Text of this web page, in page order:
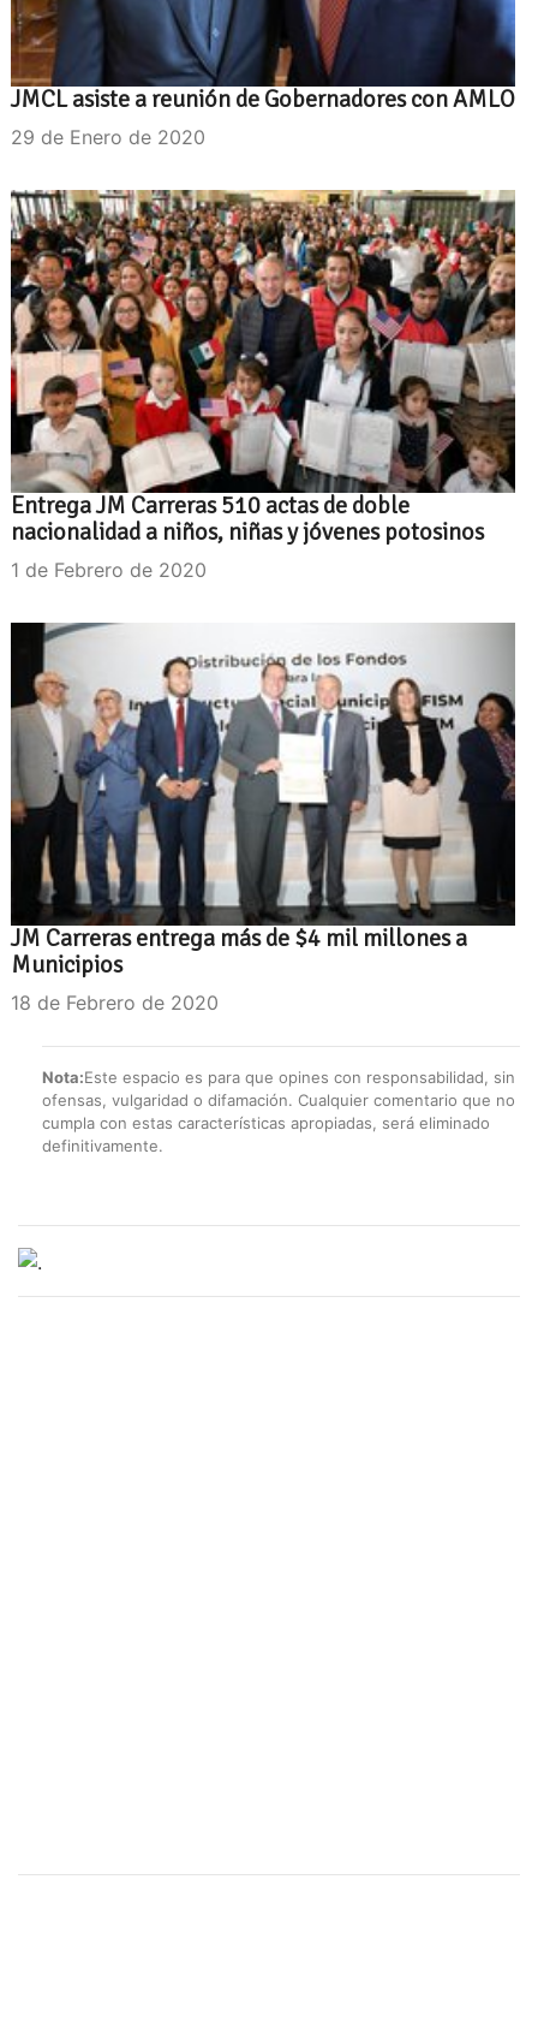
JMCL asiste a reunión de Gobernadores con AMLO
29 de Enero de 2020
Entrega JM Carreras 510 actas de doble
nacionalidad a niños, niñas y jóvenes potosinos
1 de Febrero de 2020
JM Carreras entrega más de $4 mil millones a
Municipios
18 de Febrero de 2020
Nota:Este espacio es para que opines con responsabilidad, sin
ofensas, vulgaridad o difamación. Cualquier comentario que no
cumpla con estas características apropiadas, será eliminado
definitivamente.